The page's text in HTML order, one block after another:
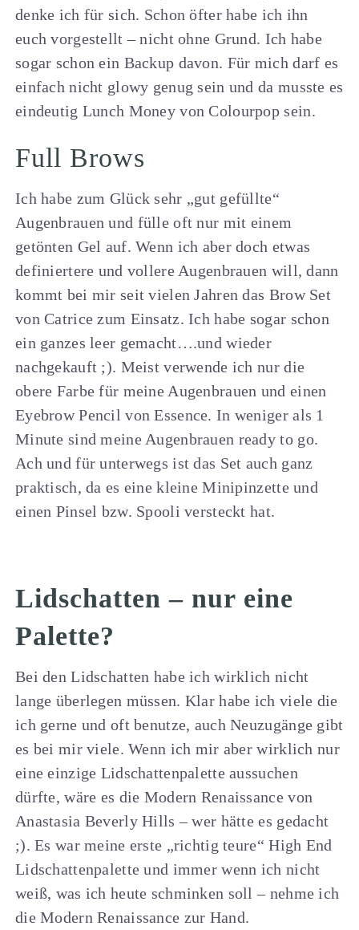
denke ich für sich. Schon öfter habe ich ihn
euch vorgestellt – nicht ohne Grund. Ich habe
sogar schon ein Backup davon. Für mich darf es
einfach nicht glowy genug sein und da musste es
eindeutig Lunch Money von Colourpop sein.
Full Brows
Ich habe zum Glück sehr „gut gefüllte“
Augenbrauen und fülle oft nur mit einem
getönten Gel auf. Wenn ich aber doch etwas
definiertere und vollere Augenbrauen will, dann
kommt bei mir seit vielen Jahren das Brow Set
von Catrice zum Einsatz. Ich habe sogar schon
ein ganzes leer gemacht….und wieder
nachgekauft ;). Meist verwende ich nur die
obere Farbe für meine Augenbrauen und einen
Eyebrow Pencil von Essence. In weniger als 1
Minute sind meine Augenbrauen ready to go.
Ach und für unterwegs ist das Set auch ganz
praktisch, da es eine kleine Minipinzette und
einen Pinsel bzw. Spooli versteckt hat.
Lidschatten – nur eine
Palette?
Bei den Lidschatten habe ich wirklich nicht
lange überlegen müssen. Klar habe ich viele die
ich gerne und oft benutze, auch Neuzugänge gibt
es bei mir viele. Wenn ich mir aber wirklich nur
eine einzige Lidschattenpalette aussuchen
dürfte, wäre es die Modern Renaissance von
Anastasia Beverly Hills – wer hätte es gedacht
;). Es war meine erste „richtig teure“ High End
Lidschattenpalette und immer wenn ich nicht
weiß, was ich heute schminken soll – nehme ich
die Modern Renaissance zur Hand.